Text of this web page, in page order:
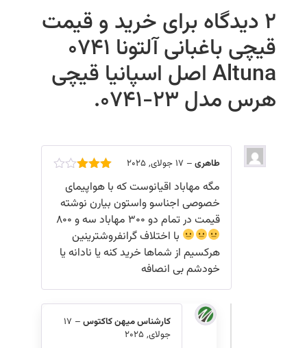
خرید و قیمت
قیچی باغبانی آلتونا 0741
Altuna اصل اسپانیا قیچی
هرس مدل ۲۳-۰۷۴۱.
3 از 5
طاهری–17 جولای, 2025
مگە مهاباد اقیانوست کە با هواپیمای
خصوصی اجناسو واستون بیارن نوشتە
قیمت در تمام دو ۳۰۰ مهاباد سە و ٨۰۰
با اختلاف گرانفروشترینین
هرکسیم از شماها خرید کنە یا نادانە یا
خودشم بی انصافە
کارشناس میهن کاکتوس–
17
جولای, 2025